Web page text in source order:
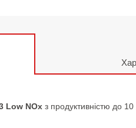
Low NOx з продуктивністю до